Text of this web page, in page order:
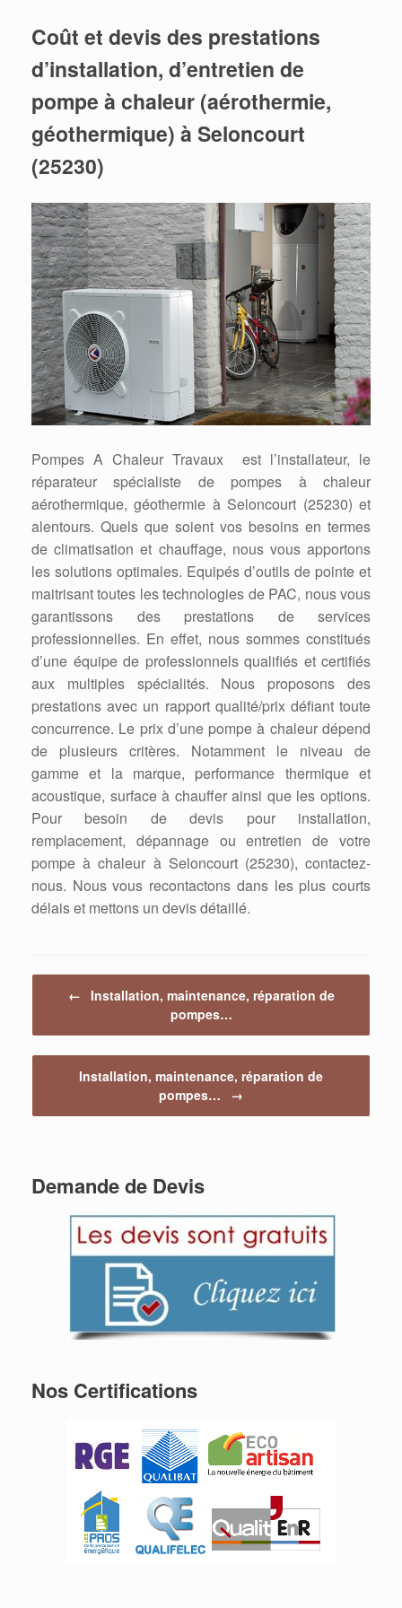
Coût et devis des prestations
d’installation, d’entretien de
pompe à chaleur (aérothermie,
géothermique) à Seloncourt
(25230)
Pompes A Chaleur Travaux est l’installateur, le
réparateur spécialiste de pompes à chaleur
aérothermique, géothermie à Seloncourt (25230) et
alentours. Quels que soient vos besoins en termes
de climatisation et chauffage, nous vous apportons
les solutions optimales. Equipés d’outils de pointe et
maitrisant toutes les technologies de PAC, nous vous
garantissons des prestations de services
professionnelles. En effet, nous sommes constitués
d’une équipe de professionnels qualifiés et certifiés
aux multiples spécialités. Nous proposons des
prestations avec un rapport qualité/prix défiant toute
concurrence. Le prix d’une pompe à chaleur dépend
de plusieurs critères. Notamment le niveau de
gamme et la marque, performance thermique et
acoustique, surface à chauffer ainsi que les options.
Pour besoin de devis pour installation,
remplacement, dépannage ou entretien de votre
pompe à chaleur à Seloncourt (25230), contactez-
nous. Nous vous recontactons dans les plus courts
délais et mettons un devis détaillé.
←
Installation, maintenance, réparation de
pompes…
Installation, maintenance, réparation de
pompes…
→
Demande de Devis
Nos Certifications